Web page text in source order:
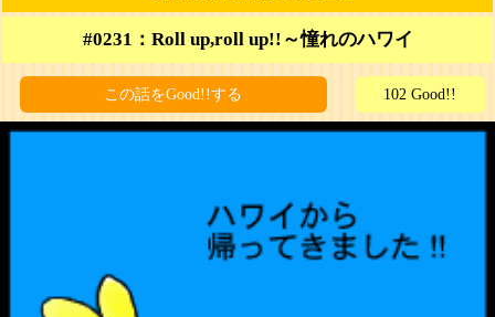
#0231：Roll up,roll up!!～憧れのハワイ
この話をGood!!する 102 Good!!